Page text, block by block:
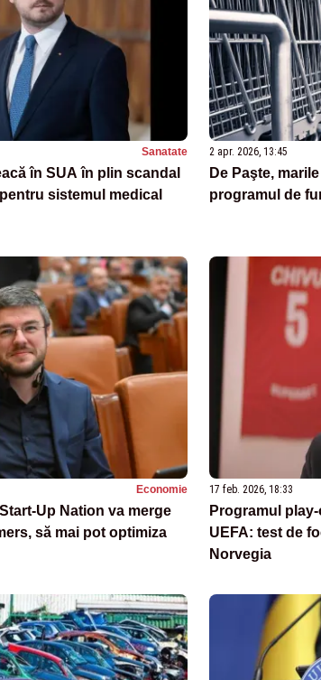
Sanatate
în SUA în plin scandal
sistemul medical
2 apr. 2026, 13:45
De Paşte,
programul de
Economie
Up Nation va merge
să mai pot optimiza
17 feb. 2026, 18:33
Programul
UEFA: test de
Norvegia